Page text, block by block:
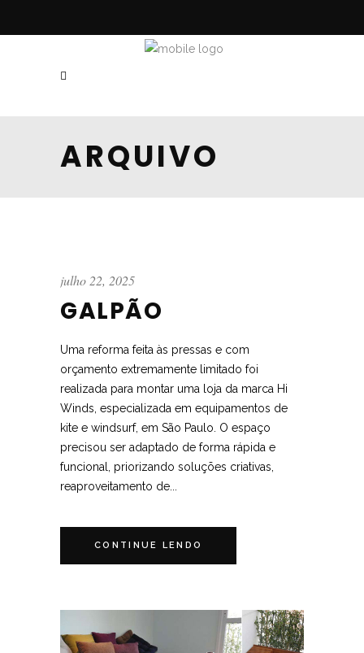
ARQUIVO
julho 22, 2025
GALPÃO
Uma reforma feita às pressas e com
orçamento extremamente limitado foi
realizada para montar uma loja da marca Hi
Winds, especializada em equipamentos de
kite e windsurf, em São Paulo. O espaço
precisou ser adaptado de forma rápida e
funcional, priorizando soluções criativas,
reaproveitamento de...
CONTINUE LENDO